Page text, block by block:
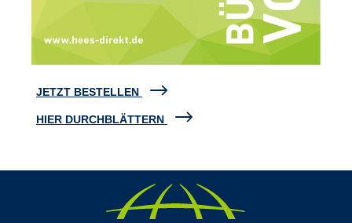
JETZT BESTELLEN
HIER DURCHBLÄTTERN